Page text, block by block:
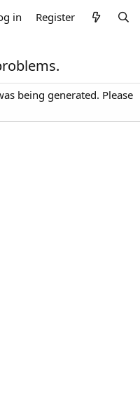
in Register
being generated. Please